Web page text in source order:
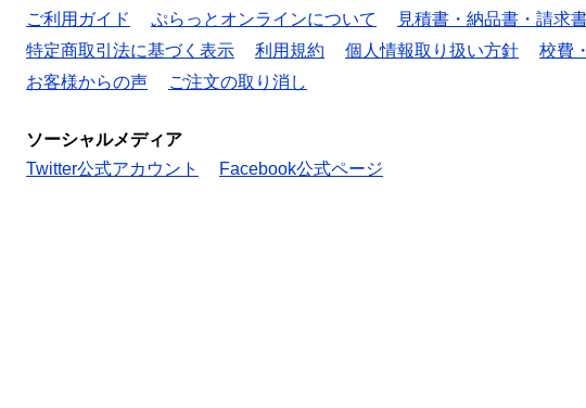
ご利用ガイド
ぷらっとオンラインについて 見積書・納品書・請求
特定商取引法に基づく表示
利用規約 個人情報取り扱い方針 校費
お客様からの声
ご注文の取り消し
ソーシャルメディア
Twitter公式アカウント
Facebook公式ページ